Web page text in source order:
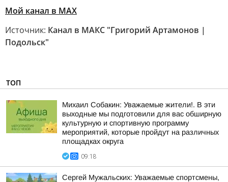
Мой канал в МАХ
Источник: Канал в МАКС "Григорий Артамонов |
Подольск"
ТОП
Михаил Собакин: Уважаемые жители!. В эти
выходные мы подготовили для вас обширную
культурную и спортивную программу
мероприятий, которые пройдут на различных
площадках округа
09:18
Сергей Мужальских: Уважаемые спортсмены,